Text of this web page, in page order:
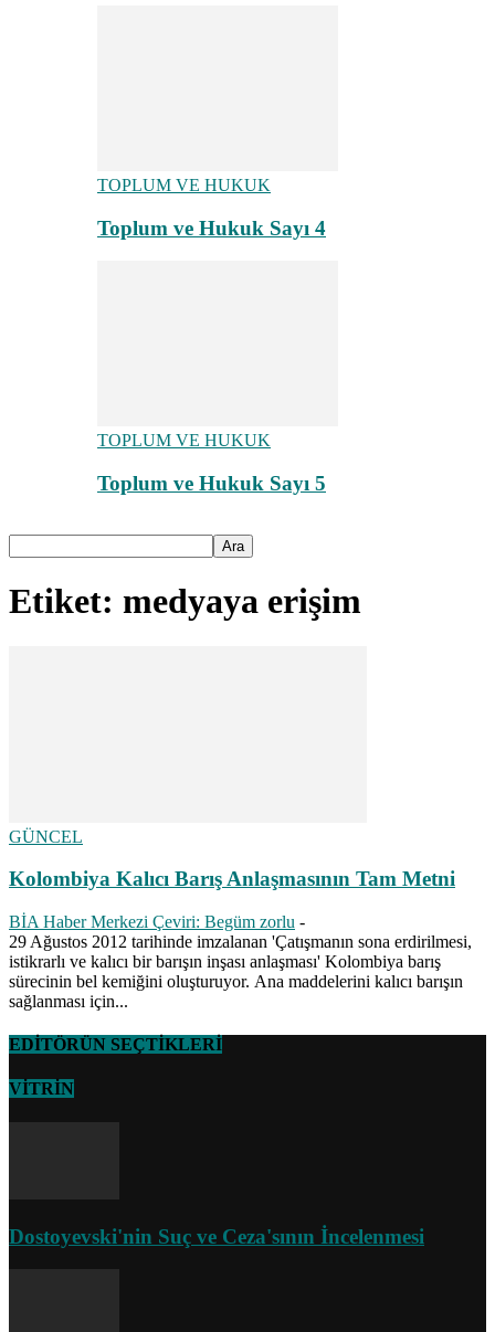
TOPLUM VE HUKUK
Toplum ve Hukuk Sayı 4
TOPLUM VE HUKUK
Toplum ve Hukuk Sayı 5
Etiket: medyaya erişim
GÜNCEL
Kolombiya Kalıcı Barış Anlaşmasının Tam Metni
BİA Haber Merkezi Çeviri: Begüm zorlu -
29 Ağustos 2012 tarihinde imzalanan 'Çatışmanın sona erdirilmesi,
istikrarlı ve kalıcı bir barışın inşası anlaşması' Kolombiya barış
sürecinin bel kemiğini oluşturuyor. Ana maddelerini kalıcı barışın
sağlanması için...
EDİTÖRÜN SEÇTİKLERİ
VİTRİN
Dostoyevski'nin Suç ve Ceza'sının İncelenmesi